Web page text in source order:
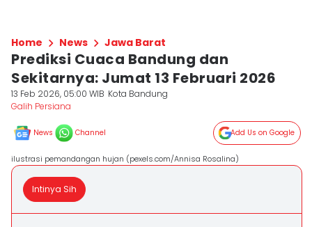
Home News Jawa Barat
Prediksi Cuaca Bandung dan
Sekitarnya: Jumat 13 Februari 2026
13 Feb 2026, 05:00 WIB Kota Bandung
Galih Persiana
News Channel Add Us on Google
ilustrasi pemandangan hujan (pexels.com/Annisa Rosalina)
Intinya Sih